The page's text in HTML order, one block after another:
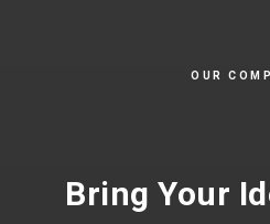
OUR
Bring Your